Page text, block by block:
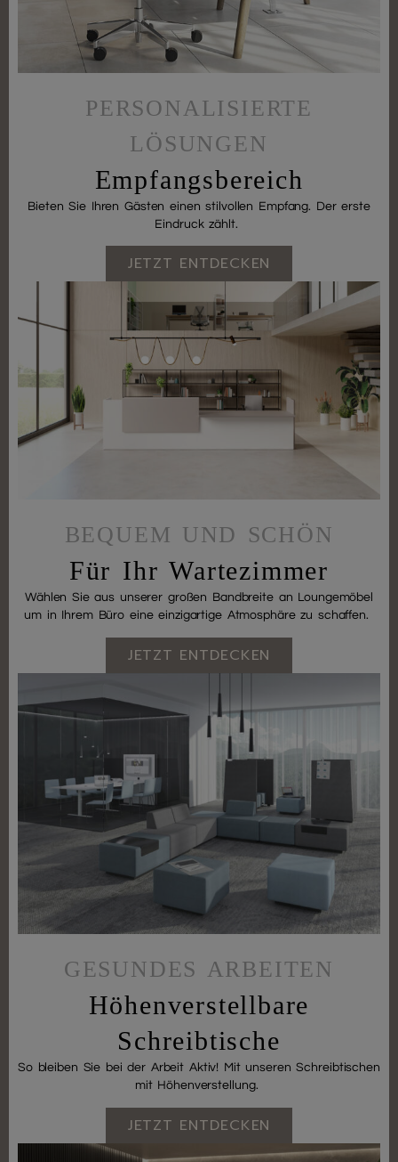
GESUNDES ARBEITEN
Höhenverstellbare
Schreibtische
So bleiben Sie bei der Arbeit Aktiv! Mit unseren Schreibtischen
mit Höhenverstellung.
JETZT ENTDECKEN
PERSONALISIERTE
LÖSUNGEN
Empfangsbereich
Bieten Sie Ihren Gästen einen stilvollen Empfang. Der erste
Eindruck zählt.
JETZT ENTDECKEN
BEQUEM UND SCHÖN
Für Ihr Wartezimmer
Wählen Sie aus unserer großen Bandbreite an Loungemöbel
um in Ihrem Büro eine einzigartige Atmosphäre zu schaffen.
JETZT ENTDECKEN